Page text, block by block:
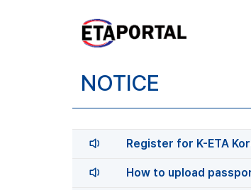
NOTICE
Register for K-ETA
How to upload